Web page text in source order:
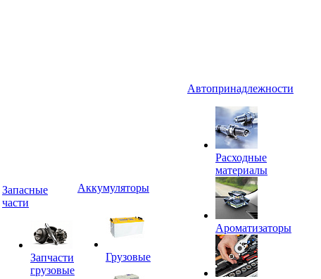
Запасные
части
Запчасти
грузовые
Аккумуляторы
Грузовые
Автопринадлежности
Расходные
материалы
Ароматизаторы